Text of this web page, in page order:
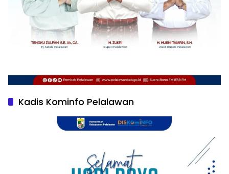
Kadis Kominfo Pelalawan